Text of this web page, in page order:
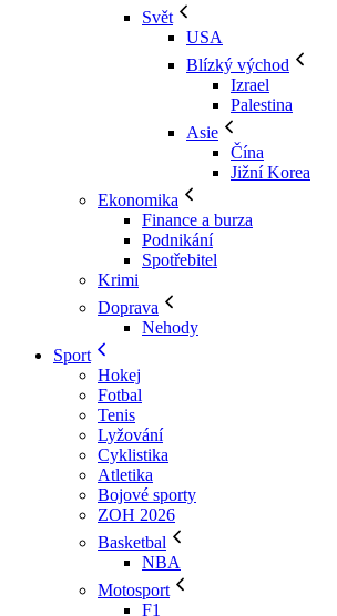
Svět
USA
Blízký východ
Izrael
Palestina
Asie
Čína
Jižní Korea
Ekonomika
Finance a burza
Podnikání
Spotřebitel
Krimi
Doprava
Nehody
Sport
Hokej
Fotbal
Tenis
Lyžování
Cyklistika
Atletika
Bojové sporty
ZOH 2026
Basketbal
NBA
Motosport
F1